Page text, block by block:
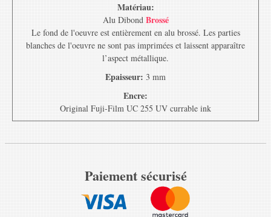
Matériau:
Alu Dibond Brossé
Le fond de l'oeuvre est entièrement en alu brossé. Les parties
blanches de l'oeuvre ne sont pas imprimées et laissent apparaître
l’aspect métallique.
Epaisseur: 3 mm
Encre:
Original Fuji-Film UC 255 UV currable ink
Paiement sécurisé